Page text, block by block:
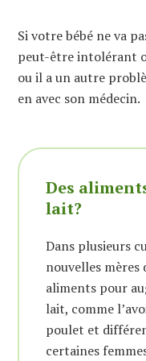
Si votre bébé ne va
peut-être intolérant
ou il a un autre
en avec son médecin.
Des
lait?
Dans plusieurs
nouvelles mères
aliments pour
lait, comme
poulet et
certaines